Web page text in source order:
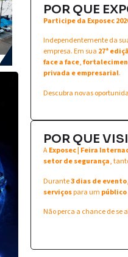
POR QUE
Participe da Exposec
Independentemente da
empresa. Em sua 27ª
face a face,
privada e empresarial.
Descubra novas
POR QUE
AExposec | Feira
setor de segurança,
Durante3 dias de evento
serviçospara um
Não perca a chance de se